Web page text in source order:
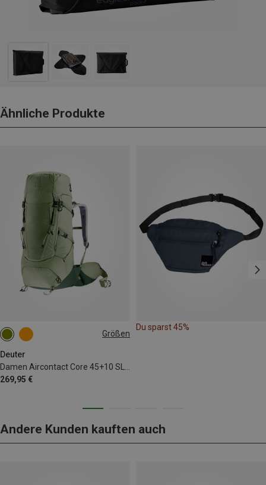
Ähnliche Produkte
Größen
Deuter
269,95 €
45+10L
Du sparst 45%
Andere Kunden kauften auch